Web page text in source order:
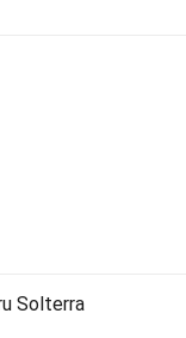
Solterra